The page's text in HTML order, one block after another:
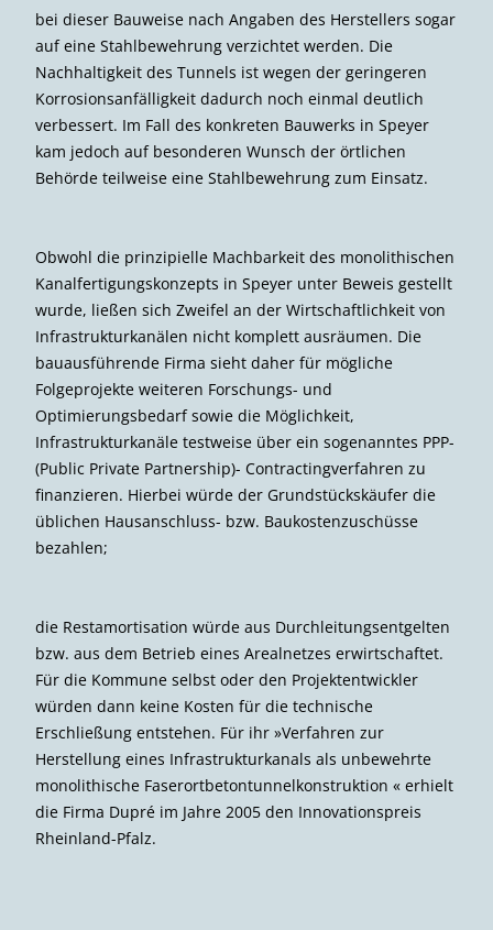
bei dieser Bauweise nach Angaben des Herstellers sogar
auf eine Stahlbewehrung verzichtet werden. Die
Nachhaltigkeit des Tunnels ist wegen der geringeren
Korrosionsanfälligkeit dadurch noch einmal deutlich
verbessert. Im Fall des konkreten Bauwerks in Speyer
kam jedoch auf besonderen Wunsch der örtlichen
Behörde teilweise eine Stahlbewehrung zum Einsatz.
Obwohl die prinzipielle Machbarkeit des monolithischen
Kanalfertigungskonzepts in Speyer unter Beweis gestellt
wurde, ließen sich Zweifel an der Wirtschaftlichkeit von
Infrastrukturkanälen nicht komplett ausräumen. Die
bauausführende Firma sieht daher für mögliche
Folgeprojekte weiteren Forschungs- und
Optimierungsbedarf sowie die Möglichkeit,
Infrastrukturkanäle testweise über ein sogenanntes PPP-
(Public Private Partnership)- Contractingverfahren zu
finanzieren. Hierbei würde der Grundstückskäufer die
üblichen Hausanschluss- bzw. Baukostenzuschüsse
bezahlen;
die Restamortisation würde aus Durchleitungsentgelten
bzw. aus dem Betrieb eines Arealnetzes erwirtschaftet.
Für die Kommune selbst oder den Projektentwickler
würden dann keine Kosten für die technische
Erschließung entstehen. Für ihr »Verfahren zur
Herstellung eines Infrastrukturkanals als unbewehrte
monolithische Faserortbetontunnelkonstruktion « erhielt
die Firma Dupré im Jahre 2005 den Innovationspreis
Rheinland-Pfalz.